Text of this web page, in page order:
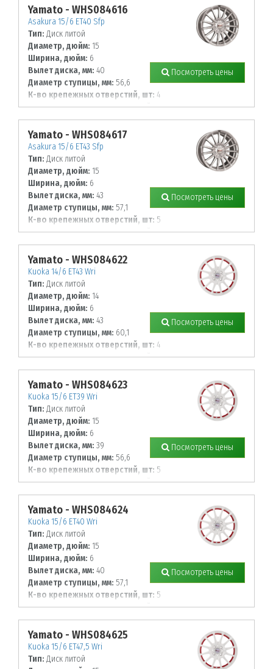
Yamato - WHS084616
Asakura 15/6 ET40 Sfp
Тип: Диск литой
Диаметр, дюйм: 15
Ширина, дюйм: 6
Вылет диска, мм: 40
Диаметр ступицы, мм: 56,6
К-во крепежных отверстий, шт: 4
Диаметр располож. отверстий, мм:
100
Посмотреть цены
Yamato - WHS084617
Asakura 15/6 ET43 Sfp
Тип: Диск литой
Диаметр, дюйм: 15
Ширина, дюйм: 6
Вылет диска, мм: 43
Диаметр ступицы, мм: 57,1
К-во крепежных отверстий, шт: 5
Диаметр располож. отверстий, мм:
100
Посмотреть цены
Yamato - WHS084622
Kuoka 14/6 ET43 Wri
Тип: Диск литой
Диаметр, дюйм: 14
Ширина, дюйм: 6
Вылет диска, мм: 43
Диаметр ступицы, мм: 60,1
К-во крепежных отверстий, шт: 4
Диаметр располож. отверстий, мм:
100
Посмотреть цены
Yamato - WHS084623
Kuoka 15/6 ET39 Wri
Тип: Диск литой
Диаметр, дюйм: 15
Ширина, дюйм: 6
Вылет диска, мм: 39
Диаметр ступицы, мм: 56,6
К-во крепежных отверстий, шт: 5
Диаметр располож. отверстий, мм:
105
Посмотреть цены
Yamato - WHS084624
Kuoka 15/6 ET40 Wri
Тип: Диск литой
Диаметр, дюйм: 15
Ширина, дюйм: 6
Вылет диска, мм: 40
Диаметр ступицы, мм: 57,1
К-во крепежных отверстий, шт: 5
Диаметр располож. отверстий, мм:
100
Посмотреть цены
Yamato - WHS084625
Kuoka 15/6 ET47,5 Wri
Тип: Диск литой